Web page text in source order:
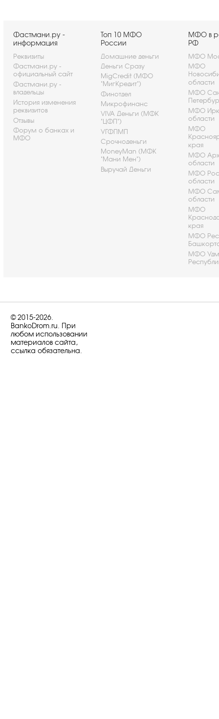
Фастмани.ру -
информация
Реквизиты
Фастмани.ру -
официальный сайт
Фастмани.ру -
владельцы
История изменения
реквизитов
Отзывы
Форум о банках и
МФО
Топ 10 МФО
России
Домашние деньги
Деньги Сразу
MigCredit (МФО
"МигКредит")
Финотдел
Микрофинанс
VIVA Деньги (МФК
"ЦФП")
УГФПМП
Срочноденьги
MoneyMan (МФК
"Мани Мен")
Выручай Деньги
МФО в
РФ
МФО
МФО
области
МФО
МФО
области
МФО
края
МФО
области
МФО
области
МФО
области
МФО
края
МФО
МФО
© 2015-2026.
BankoDrom.ru. При
любом использовании
материалов сайта,
ссылка обязательна.